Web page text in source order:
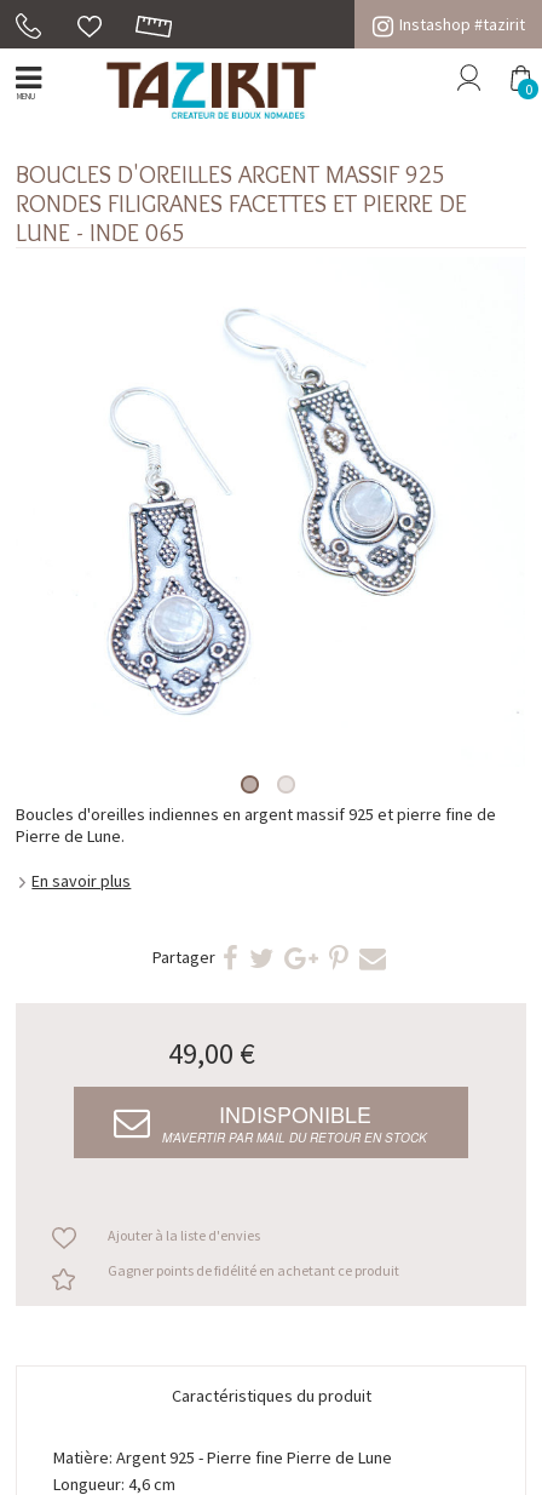
Instashop #tazirit
MENU 0
BOUCLES D'OREILLES ARGENT MASSIF 925
RONDES FILIGRANES FACETTES ET PIERRE DE
LUNE - INDE 065
Boucles d'oreilles indiennes en argent massif 925 et pierre fine de
Pierre de Lune.
En savoir plus
Partager
49,00 €
INDISPONIBLE
M’AVERTIR PAR MAIL DU RETOUR EN STOCK
Ajouter à la liste d'envies
Gagner points de fidélité en achetant ce produit
Caractéristiques du produit
Matière: Argent 925 - Pierre fine Pierre de Lune
Longueur: 4,6 cm